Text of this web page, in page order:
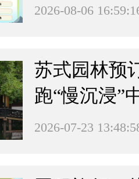
2026-08-06
苏式园林预
跑“慢沉浸”
2026-07-23